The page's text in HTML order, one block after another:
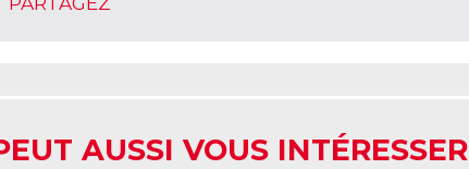
AUSSI VOUS INTÉRESSER